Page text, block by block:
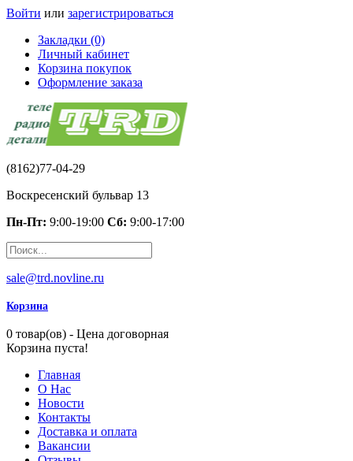
Войти или зарегистрироваться
Закладки (0)
Личный кабинет
Корзина покупок
Оформление заказа
(8162)77-04-29
Воскресенский бульвар 13
Пн-Пт: 9:00-19:00 Сб: 9:00-17:00
sale@trd.novline.ru
Корзина
0 товар(ов) - Цена договорная
Корзина пуста!
Главная
О Нас
Новости
Контакты
Доставка и оплата
Вакансии